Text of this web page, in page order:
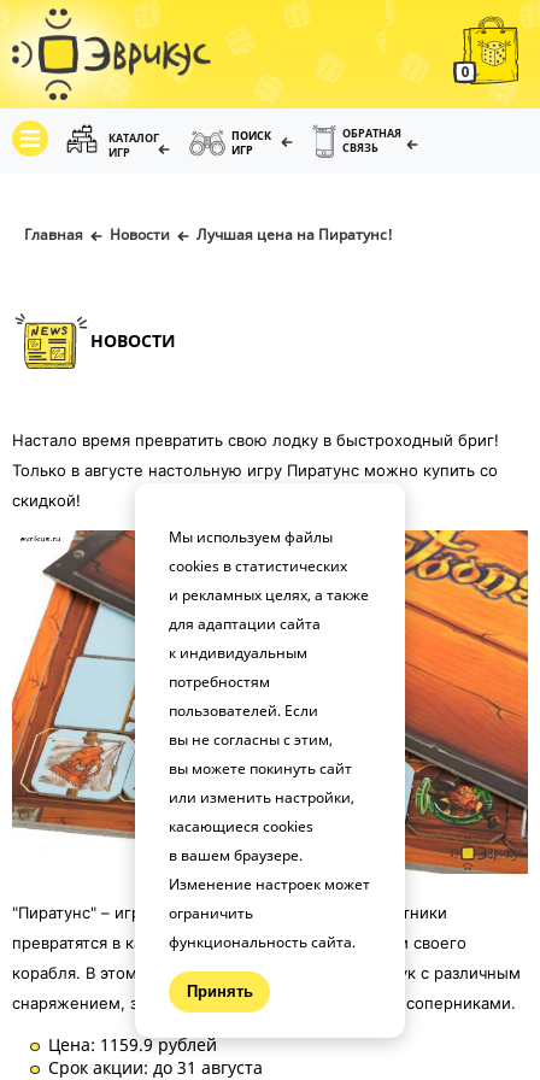
0
КАТАЛОГ
ИГР
ПОИСК
ИГР
ОБРАТНАЯ
СВЯЗЬ
Главная Новости Лучшая цена на Пиратунс!
НОВОСТИ
Настало время превратить свою лодку в быстроходный бриг!
Только в августе настольную игру Пиратунс можно купить со
скидкой!
"Пиратунс" – игра для всей семьи, в которой участники
превратятся в капитанов и займутся снаряжением своего
корабля. В этом им поможет таинственный сундук с различным
снаряжением, за которое предстоит поспорить с соперниками.
Цена: 1159.9 рублей
Срок акции: до 31 августа
Мы используем файлы
cookies в статистических
и рекламных целях, а также
для адаптации сайта
к индивидуальным
потребностям
пользователей. Если
вы не согласны с этим,
вы можете покинуть сайт
или изменить настройки,
касающиеся cookies
в вашем браузере.
Изменение настроек может
ограничить
функциональность сайта.
Принять